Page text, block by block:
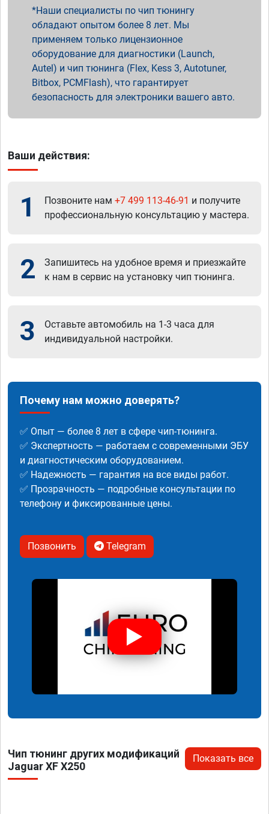
Наши специалисты по чип тюнингу
обладают опытом более 8 лет. Мы
применяем только лицензионное
оборудование для диагностики (Launch,
Autel) и чип тюнинга (Flex, Kess 3, Autotuner,
Bitbox, PCMFlash), что гарантирует
безопасность для электроники вашего авто.
Ваши действия:
1 Позвоните нам +7 499 113-46-91 и получите
профессиональную консультацию у мастера.
2
Запишитесь на удобное время и приезжайте
к нам в сервис на установку чип тюнинга.
3
Оставьте автомобиль на 1-3 часа для
индивидуальной настройки.
Почему нам можно доверять?
✅ Опыт — более 8 лет в сфере чип-тюнинга.
✅ Экспертность — работаем с современными ЭБУ
и диагностическим оборудованием.
✅ Надежность — гарантия на все виды работ.
✅ Прозрачность — подробные консультации по
телефону и фиксированные цены.
Позвонить Telegram
Чип тюнинг других модификаций
Jaguar XF X250
Показать все